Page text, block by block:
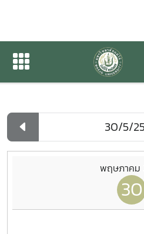
ปฏิทินกิจกรรมขอ
ปฏิทินกิจกรรมของหน่วยงาน
พฤษภาคม
30